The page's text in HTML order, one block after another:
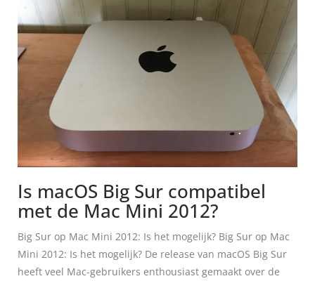
Is macOS Big Sur compatibel
met de Mac Mini 2012?
Big Sur op Mac Mini 2012: Is het mogelijk? Big Sur op Mac
Mini 2012: Is het mogelijk? De release van macOS Big Sur
heeft veel Mac-gebruikers enthousiast gemaakt over de